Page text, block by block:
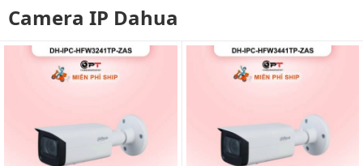
Camera IP Dahua